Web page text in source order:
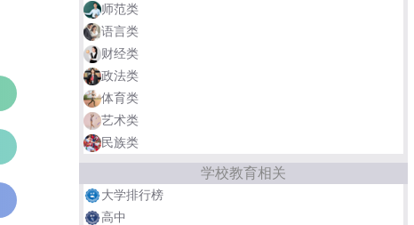
01 中山大学
02 华南理工大学
03 深圳大学
师范类
语言类
财经类
政法类
体育类
艺术类
民族类
学校教育相关
大学排行榜
高中